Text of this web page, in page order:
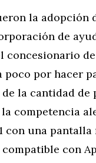
la adopción
de
concesionario de
poco por hacer
la cantidad de
competencia
con una pantalla
con